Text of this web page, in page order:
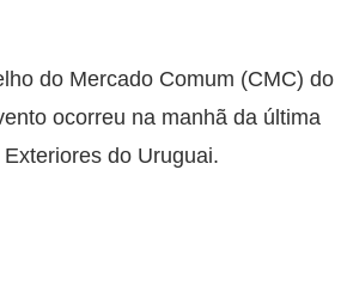
do Mercado Comum (CMC) do
ocorreu na manhã da última
do Uruguai.